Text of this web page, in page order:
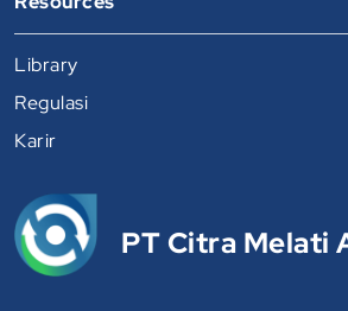
PT Citra Melati
Library
Regulasi
Karir